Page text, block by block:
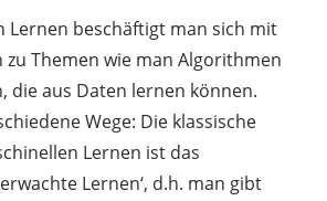
Lernen beschäftigt man sich mit
zu Themen wie man Algorithmen
die aus Daten lernen können.
Wege: Die klassische
Lernen ist das
Lernen‘, d.h. man gibt